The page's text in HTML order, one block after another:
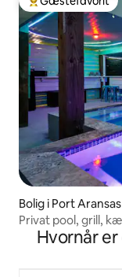
Bedste
Bolig i Port Aransas
Privat pool, grill,
Hvornår